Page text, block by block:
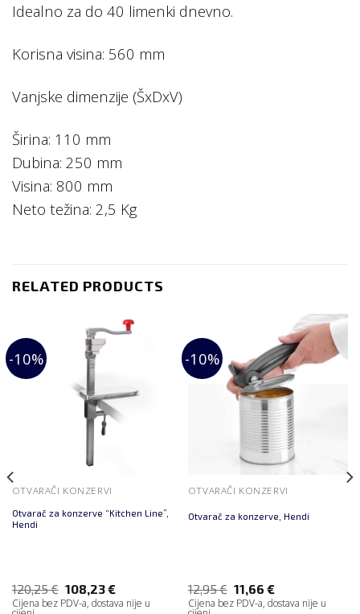
Idealno za do 40 limenki dnevno.
Korisna visina: 560 mm
Vanjske dimenzije (ŠxDxV)
Širina: 110 mm
Dubina: 250 mm
Visina: 800 mm
Neto težina: 2,5 Kg
RELATED PRODUCTS
-10%
OTVARAČI KONZERVI
Otvarač za konzerve “Kitchen Line”,
Hendi
120,25€ 108,23€
Cijena bez PDV-a, dostava nije u
-10%
OTVARAČI KONZERVI
Otvarač za konzerve, Hendi
12,95€ 11,66€
Cijena bez PDV-a, dostava nije u